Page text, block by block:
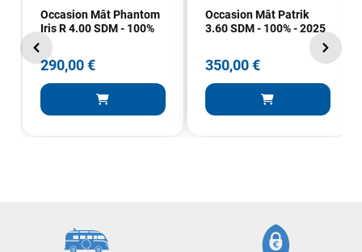
Occasion Mât Phantom
Iris R 4.00 SDM - 100%
290,00 €
Occasion Mât Patrik
3.60 SDM - 100% - 2025
350,00 €
sur le matériel à choisir, et m’a même offert du matériel en
plus. Niveau réactivité, c’est au top : la commande est partie
le lendemain, et j’ai bien reçu tout le matériel dans un colis
propre et soigné. Plus qu’à tester ça sur l’eau ! Je
recommande vivement ce magasin pour son
professionnalisme et sa réactivité.